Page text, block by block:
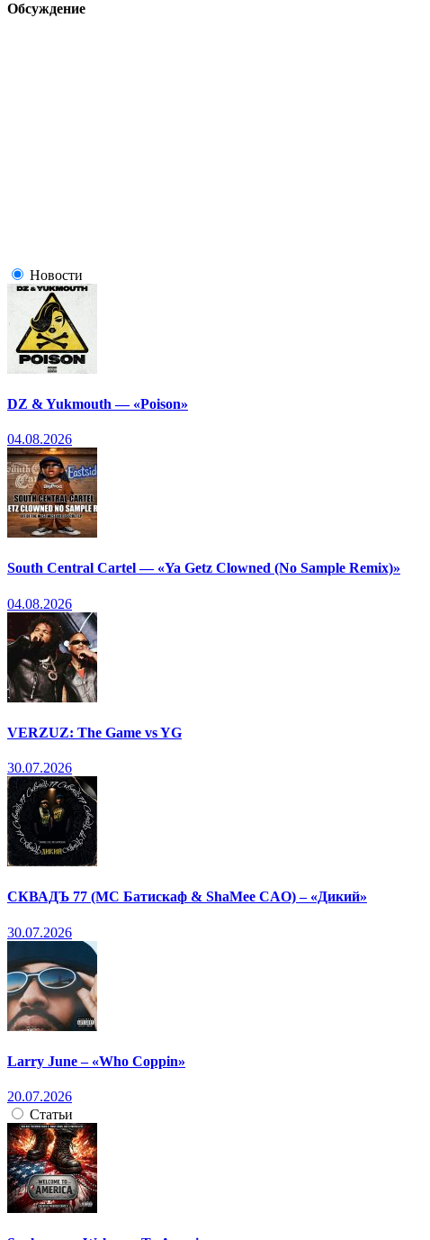
Обсуждение
Новости
DZ & Yukmouth — «Poison»
04.08.2026
South Central Cartel — «Ya Getz Clowned (No Sample Remix)»
04.08.2026
VERZUZ: The Game vs YG
30.07.2026
СКВАДЪ 77 (МС Батискаф & ShaMee CAO) – «Дикий»
30.07.2026
Larry June – «Who Coppin»
20.07.2026
Статьи